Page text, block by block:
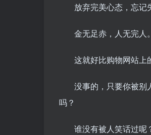
放弃完美心态，忘记
金无足赤，人无完人
这就好比购物网站上
没事的，只要你被别
吗？
谁没有被人笑话过呢